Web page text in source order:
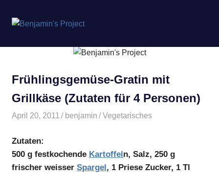
springen
Project
Frühlingsgemüse-Gratin mit
Grillkäse (Zutaten für 4 Personen)
April 20, 2011 benjamin Vegetarisches
Zutaten:
500 g festkochende Kartoffeln, Salz, 250 g
frischer weisser Spargel, 1 Priese Zucker, 1 Tl